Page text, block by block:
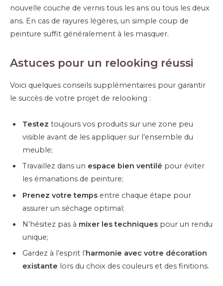
nouvelle couche de vernis tous les ans ou tous les deux
ans. En cas de rayures légères, un simple coup de
peinture suffit généralement à les masquer.
Astuces pour un relooking réussi
Voici quelques conseils supplémentaires pour garantir
le succès de votre projet de relooking :
Testez toujours vos produits sur une zone peu
visible avant de les appliquer sur l’ensemble du
meuble;
Travaillez dans un espace bien ventilé pour éviter
les émanations de peinture;
Prenez votre temps entre chaque étape pour
assurer un séchage optimal;
N’hésitez pas à mixer les techniques pour un rendu
unique;
Gardez à l’esprit l’harmonie avec votre décoration
existante lors du choix des couleurs et des finitions.